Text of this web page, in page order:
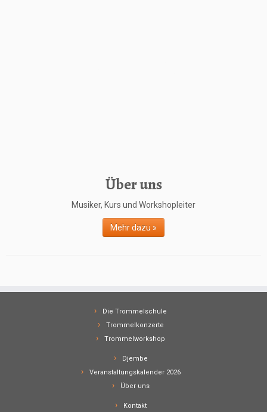
Über uns
Musiker, Kurs und Workshopleiter
Mehr dazu »
Die Trommelschule
Trommelkonzerte
Trommelworkshop
Djembe
Veranstaltungskalender 2026
Über uns
Kontakt